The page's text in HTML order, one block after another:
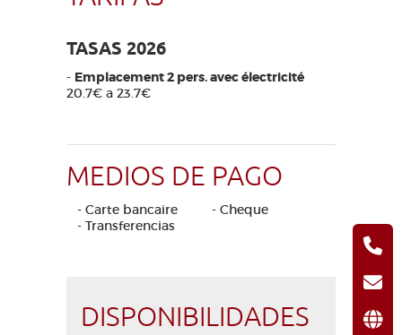
TASAS 2026
- Emplacement 2 pers. avec électricité
20.7€ a 23.7€
MEDIOS DE PAGO
- Carte bancaire
- Cheque
- Transferencias
DISPONIBILIDADES